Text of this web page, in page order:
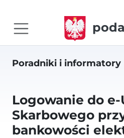
Poradniki i informatory
Logowanie do
Skarbowego
bankowości